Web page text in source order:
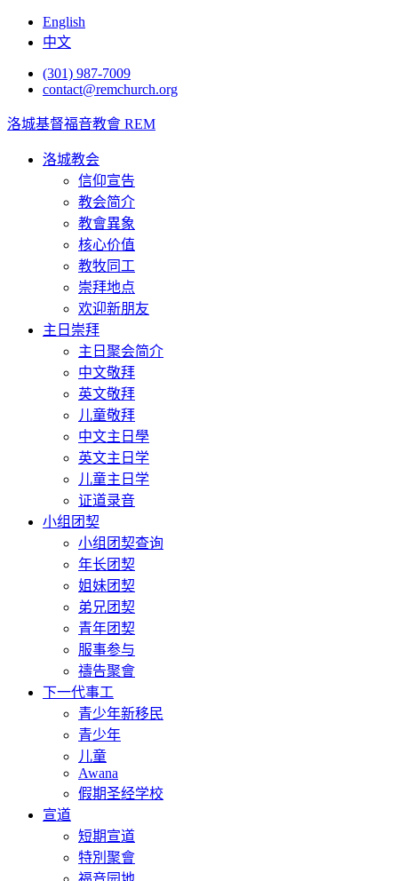
English
中文
(301) 987-7009
contact@remchurch.org
洛城基督福音教會 REM
洛城教会
信仰宣告
教会简介
教會異象
核心价值
教牧同工
崇拜地点
欢迎新朋友
主日崇拜
主日聚会简介
中文敬拜
英文敬拜
儿童敬拜
中文主日學
英文主日学
儿童主日学
证道录音
小组团契
小组团契查询
年长团契
姐妹团契
弟兄团契
青年团契
服事参与
禱告聚會
下一代事工
青少年新移民
青少年
儿童
Awana
假期圣经学校
宣道
短期宣道
特別聚會